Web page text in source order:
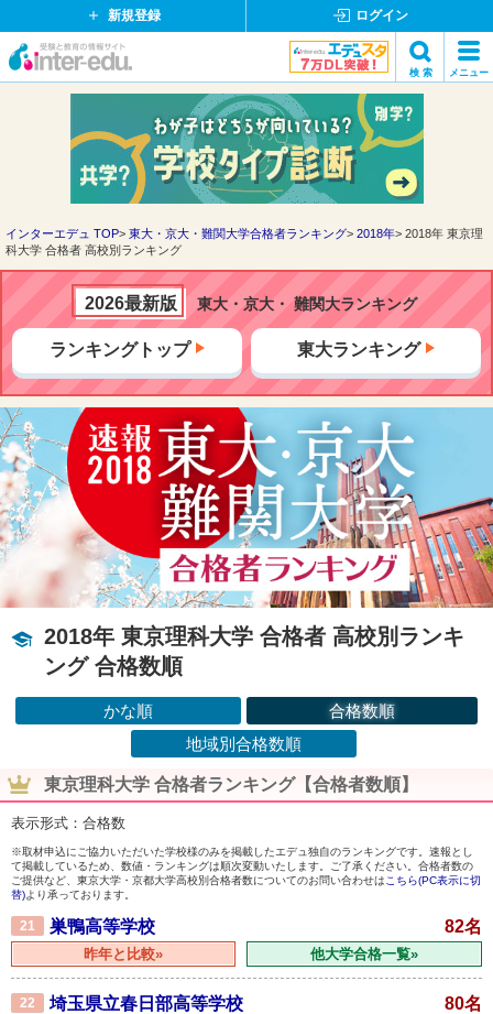
新規登録 ログイン
イ
ド
ッ
ト
検 索 メニュー
検索
インターエデュ TOP 東大・京大・難関大学合格者ランキング 2018年
2018年 東京理
科大学 合格者 高校別ランキング
2026最新版 東大・京大・ 難関大ランキング
ランキングトップ 東大ランキング
2018年 東京理科大学 合格者 高校別ランキ
ング 合格数順
かな順
合格数順
地域別合格数順
東京理科大学 合格者ランキング【合格者数順】
表示形式：合格数
※取材申込にご協力いただいた学校様のみを掲載したエデュ独自のランキングです。速報とし
て掲載しているため、数値・ランキングは順次変動いたします。ご了承ください。合格者数の
ご提供など、東京大学・京都大学高校別合格者数についてのお問い合わせは こちら(PC表示に切
替)より承っております。
21 巣鴨高等学校 82名
昨年と比較» 他大学合格一覧»
22 埼玉県立春日部高等学校 80名